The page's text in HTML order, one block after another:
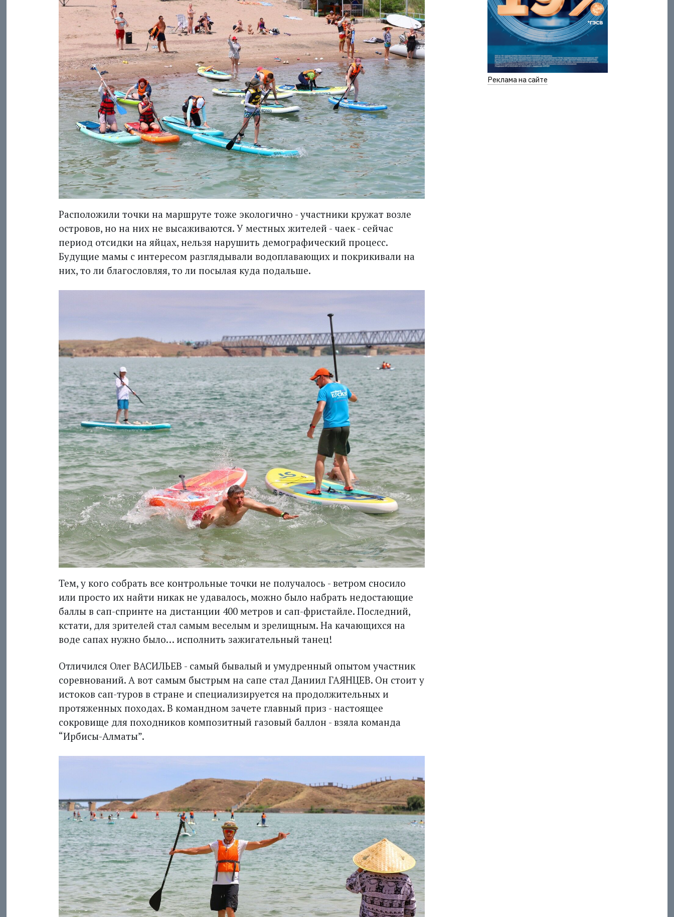
Расположили точки на марш­руте тоже экологично - участники кружат возле
островов, но на них не высаживаются. У местных жителей - чаек - сейчас
период отсидки на яйцах, нельзя нарушить демографический процесс.
Будущие мамы с интересом разглядывали водоплавающих и покрикивали на
них, то ли благословляя, то ли посылая куда подальше.
Тем, у кого собрать все конт­рольные точки не получалось - ветром сносило
или просто их найти никак не удавалось, можно было набрать недостающие
баллы в сап-спринте на дистанции 400 метров и сап-фристайле. Последний,
кстати, для зрителей стал самым веселым и зрелищным. На качающихся на
воде сапах нужно было… исполнить зажигательный танец!
Отличился Олег ВАСИЛЬЕВ - самый бывалый и умудренный опытом участник
соревнований. А вот самым быстрым на сапе стал Даниил ГАЯНЦЕВ. Он стоит у
истоков сап-туров в стране и специализируется на продолжительных и
протяженных походах. В командном зачете главный приз - настоящее
сокровище для походников композитный газовый баллон - взяла команда
“Ирбисы-Алматы”.
Реклама на сайте